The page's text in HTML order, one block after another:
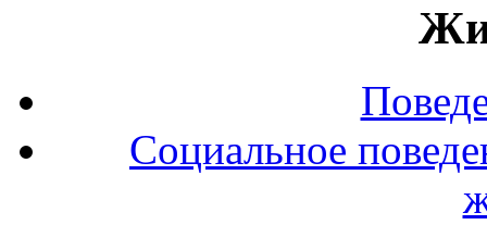
Социальное